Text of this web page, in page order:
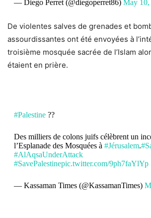
— Diego Perret (@diegoperret86) May 10,
De violentes salves de grenades et
assourdissantes ont été envoyées à
troisième mosquée sacrée de l’Islam
étaient en prière.
#Palestine??
Des milliers de colons juifs célèbrent un
l’Esplanade des Mosquées à #Jérusalem.
#AlAqsaUnderAttack
#SavePalestinepic.twitter.com/9ph7faYlYp
— Kassaman Times (@KassamanTimes)